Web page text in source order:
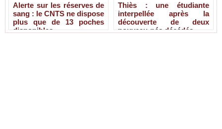
Alerte sur les réserves de
sang : le CNTS ne dispose
plus que de 13 poches
disponibles
Thiès : une étudiante
interpellée après la
découverte de deux
nouveau-nés décédés